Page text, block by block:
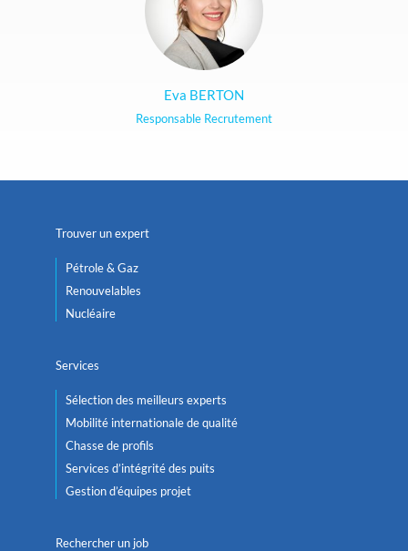
Eva BERTON
Responsable Recrutement
Trouver un expert
Pétrole & Gaz
Renouvelables
Nucléaire
Services
Sélection des meilleurs experts
Mobilité internationale de qualité
Chasse de profils
Services d’intégrité des puits
Gestion d’équipes projet
Rechercher un job